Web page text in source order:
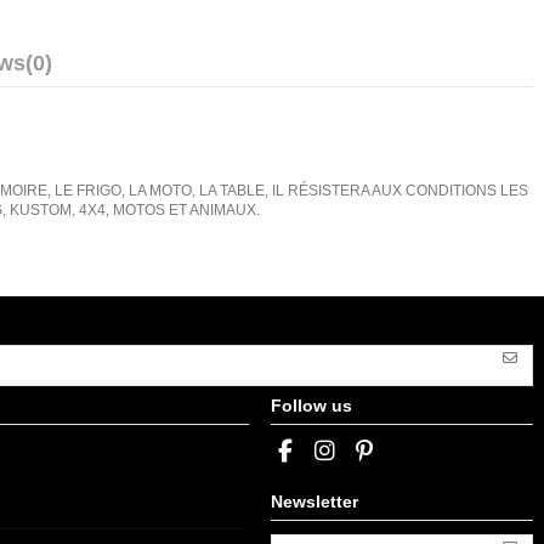
(0)
LE FRIGO, LA MOTO, LA TABLE, IL RÉSISTERA AUX CONDITIONS LES
4X4, MOTOS ET ANIMAUX.
Follow us
Newsletter